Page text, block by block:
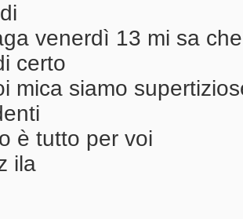
venerdì 13 mi sa
certo
mica siamo
è tutto per voi
ila